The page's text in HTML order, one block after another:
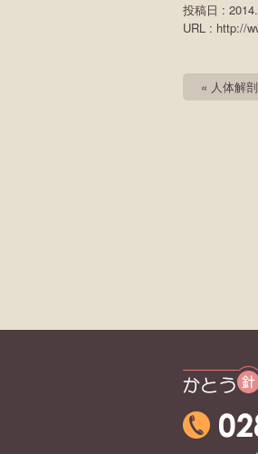
投稿日 :
URL : http://
« 人体解